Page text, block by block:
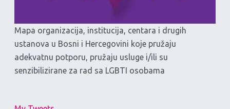
Mapa organizacija, institucija, centara i drugih
ustanova u Bosni i Hercegovini koje pružaju
adekvatnu potporu, pružaju usluge i/ili su
senzibilizirane za rad sa LGBTI osobama